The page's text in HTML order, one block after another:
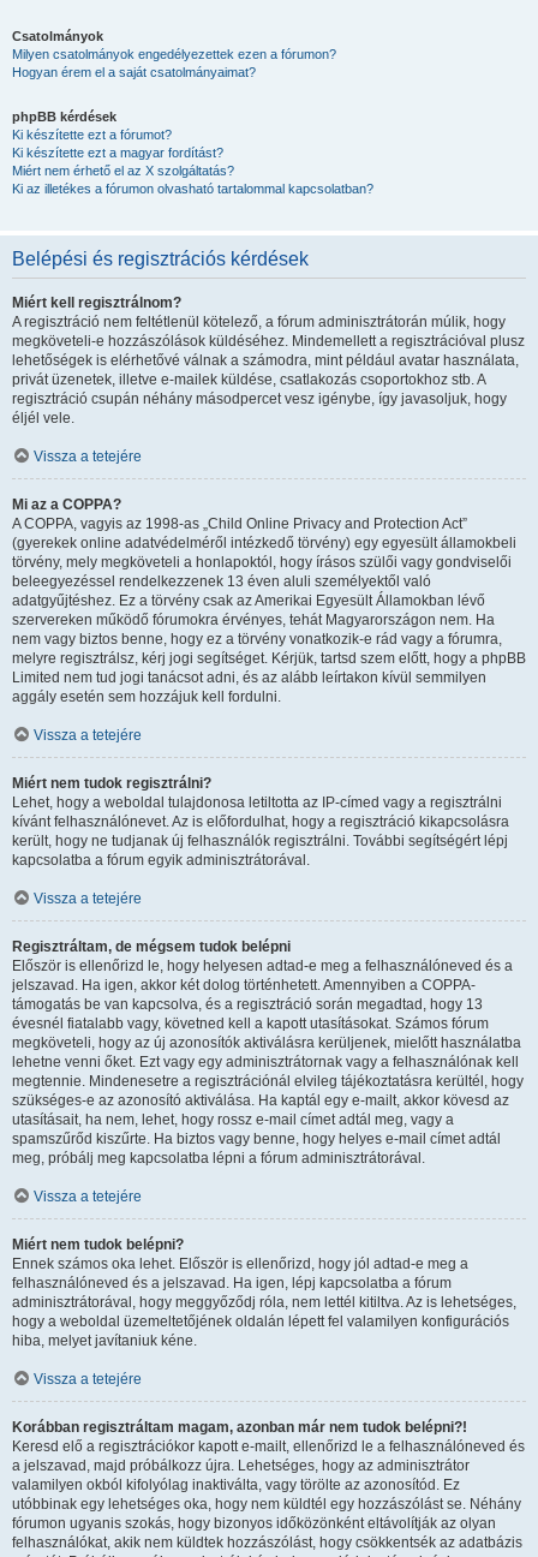
Csatolmányok
Milyen csatolmányok engedélyezettek ezen a fórumon?
Hogyan érem el a saját csatolmányaimat?
phpBB kérdések
Ki készítette ezt a fórumot?
Ki készítette ezt a magyar fordítást?
Miért nem érhető el az X szolgáltatás?
Ki az illetékes a fórumon olvasható tartalommal kapcsolatban?
Belépési és regisztrációs kérdések
Miért kell regisztrálnom?
A regisztráció nem feltétlenül kötelező, a fórum adminisztrátorán múlik, hogy
megköveteli-e hozzászólások küldéséhez. Mindemellett a regisztrációval plusz
lehetőségek is elérhetővé válnak a számodra, mint például avatar használata,
privát üzenetek, illetve e-mailek küldése, csatlakozás csoportokhoz stb. A
regisztráció csupán néhány másodpercet vesz igénybe, így javasoljuk, hogy
éljél vele.
Vissza a tetejére
Mi az a COPPA?
A COPPA, vagyis az 1998-as „Child Online Privacy and Protection Act”
(gyerekek online adatvédelméről intézkedő törvény) egy egyesült államokbeli
törvény, mely megköveteli a honlapoktól, hogy írásos szülői vagy gondviselői
beleegyezéssel rendelkezzenek 13 éven aluli személyektől való
adatgyűjtéshez. Ez a törvény csak az Amerikai Egyesült Államokban lévő
szervereken működő fórumokra érvényes, tehát Magyarországon nem. Ha
nem vagy biztos benne, hogy ez a törvény vonatkozik-e rád vagy a fórumra,
melyre regisztrálsz, kérj jogi segítséget. Kérjük, tartsd szem előtt, hogy a phpBB
Limited nem tud jogi tanácsot adni, és az alább leírtakon kívül semmilyen
aggály esetén sem hozzájuk kell fordulni.
Vissza a tetejére
Miért nem tudok regisztrálni?
Lehet, hogy a weboldal tulajdonosa letiltotta az IP-címed vagy a regisztrálni
kívánt felhasználónevet. Az is előfordulhat, hogy a regisztráció kikapcsolásra
került, hogy ne tudjanak új felhasználók regisztrálni. További segítségért lépj
kapcsolatba a fórum egyik adminisztrátorával.
Vissza a tetejére
Regisztráltam, de mégsem tudok belépni
Először is ellenőrizd le, hogy helyesen adtad-e meg a felhasználóneved és a
jelszavad. Ha igen, akkor két dolog történhetett. Amennyiben a COPPA-
támogatás be van kapcsolva, és a regisztráció során megadtad, hogy 13
évesnél fiatalabb vagy, követned kell a kapott utasításokat. Számos fórum
megköveteli, hogy az új azonosítók aktiválásra kerüljenek, mielőtt használatba
lehetne venni őket. Ezt vagy egy adminisztrátornak vagy a felhasználónak kell
megtennie. Mindenesetre a regisztrációnál elvileg tájékoztatásra kerültél, hogy
szükséges-e az azonosító aktiválása. Ha kaptál egy e-mailt, akkor kövesd az
utasításait, ha nem, lehet, hogy rossz e-mail címet adtál meg, vagy a
spamszűrőd kiszűrte. Ha biztos vagy benne, hogy helyes e-mail címet adtál
meg, próbálj meg kapcsolatba lépni a fórum adminisztrátorával.
Vissza a tetejére
Miért nem tudok belépni?
Ennek számos oka lehet. Először is ellenőrizd, hogy jól adtad-e meg a
felhasználóneved és a jelszavad. Ha igen, lépj kapcsolatba a fórum
adminisztrátorával, hogy meggyőződj róla, nem lettél kitiltva. Az is lehetséges,
hogy a weboldal üzemeltetőjének oldalán lépett fel valamilyen konfigurációs
hiba, melyet javítaniuk kéne.
Vissza a tetejére
Korábban regisztráltam magam, azonban már nem tudok belépni?!
Keresd elő a regisztrációkor kapott e-mailt, ellenőrizd le a felhasználóneved és
a jelszavad, majd próbálkozz újra. Lehetséges, hogy az adminisztrátor
valamilyen okból kifolyólag inaktiválta, vagy törölte az azonosítód. Ez
utóbbinak egy lehetséges oka, hogy nem küldtél egy hozzászólást se. Néhány
fórumon ugyanis szokás, hogy bizonyos időközönként eltávolítják az olyan
felhasználókat, akik nem küldtek hozzászólást, hogy csökkentsék az adatbázis